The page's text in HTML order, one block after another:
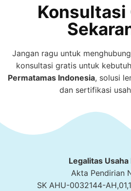
Konsultasi
Jangan ragu untuk
konsultasi gratis untuk
PermatamasIndonesia, solusi
dan sertifikasi
Legalitas Usaha
Akta Pendirian
SK AHU-0032144-